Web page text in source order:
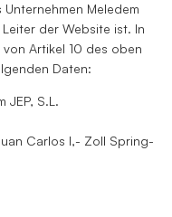
Meledem
der Website ist. In
Artikel 10 des oben
Daten:
JEP, S.L.
Carlos I,- Zoll Spring-